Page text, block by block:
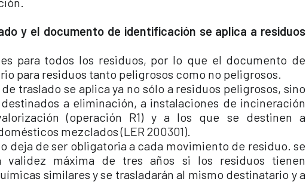
y el documento de identificación se aplica a residuos
para todos los residuos, por lo que el documento de
para residuos tanto peligrosos como no peligrosos.
traslado se aplica ya no sólo a residuos peligrosos, sino
a eliminación, a instalaciones de incineración
(operación R1) y a los que se destinen a
mezclados (LER 200301).
deja de ser obligatoria a cada movimiento de residuo. se
validez máxima de tres años si los residuos tienen
similares y se trasladarán al mismo destinatario y a